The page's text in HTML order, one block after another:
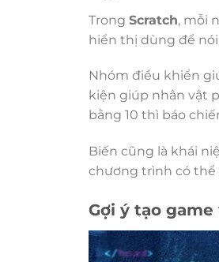
Trong Scratch, mỗi
hiển thị dùng để
Nhóm điều khiển
kiện giúp nhân vật
bằng 10 thì báo
Biến cũng là khái
chương trình có thể
Gợi ý tạo